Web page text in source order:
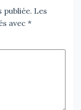
publiée. Les
avec *